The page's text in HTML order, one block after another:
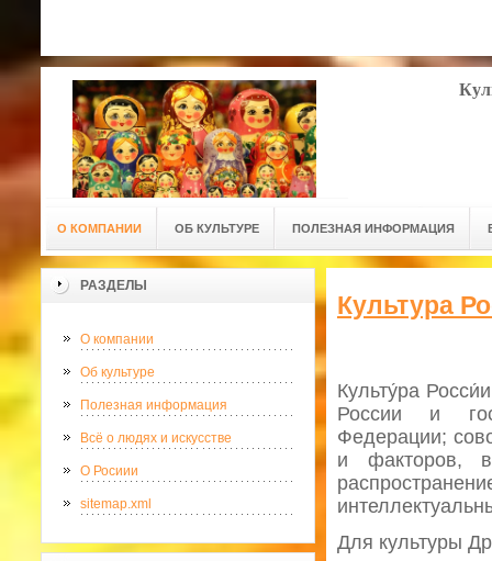
О КОМПАНИИ ОБ КУЛЬТУРЕ ПОЛЕЗНАЯ ИНФОРМАЦИЯ
РАЗДЕЛЫ
О компании
Об культуре
Полезная информация
Всё о людях и искусстве
О Росиии
sitemap.xml
Культура
Культу́ра
России и
Федерации;
и факторов,
Для культуры